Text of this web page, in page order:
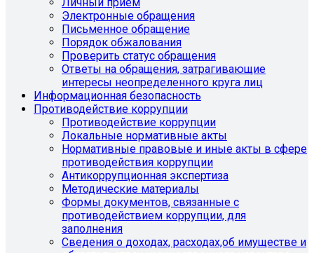
Электронные обращения
Письменное обращение
Порядок обжалования
Проверить статус обращения
Ответы на обращения, затрагивающие
интересы неопределенного круга лиц
Информационная безопасность
Противодействие коррупции
Противодействие коррупции
Локальные нормативные акты
Нормативные правовые и иные акты в сфере
противодействия коррупции
Антикоррупционная экспертиза
Методические материалы
Формы документов, связанные с
противодействием коррупции, для
заполнения
Сведения о доходах, расходах,об имуществе и